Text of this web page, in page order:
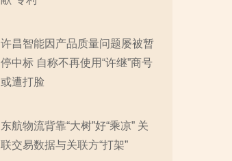
许昌智能因产品质量问题屡被暂
停中标 自称不再使用“许继”商号
或遭打脸
东航物流背靠“大树”好“乘凉” 关
联交易数据与关联方“打架”